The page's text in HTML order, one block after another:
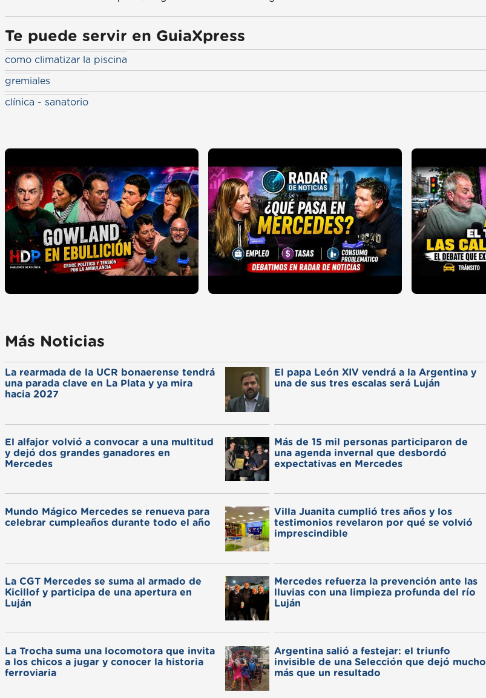
Te puede servir en GuiaXpress
como climatizar la piscina
gremiales
clínica - sanatorio
Más Noticias
La rearmada de la UCR bonaerense tendrá
una parada clave en La Plata y ya mira
hacia 2027
El papa León XIV vendrá a la Argentina y
una de sus tres escalas será Luján
El alfajor volvió a convocar a una multitud
y dejó dos grandes ganadores en
Mercedes
Más de 15 mil personas participaron de
una agenda invernal que desbordó
expectativas en Mercedes
Mundo Mágico Mercedes se renueva para
celebrar cumpleaños durante todo el año
Villa Juanita cumplió tres años y los
testimonios revelaron por qué se volvió
imprescindible
La CGT Mercedes se suma al armado de
Kicillof y participa de una apertura en
Luján
Mercedes refuerza la prevención ante las
lluvias con una limpieza profunda del río
Luján
La Trocha suma una locomotora que invita
a los chicos a jugar y conocer la historia
ferroviaria
Argentina salió a festejar: el triunfo
invisible de una Selección que dejó mucho
más que un resultado